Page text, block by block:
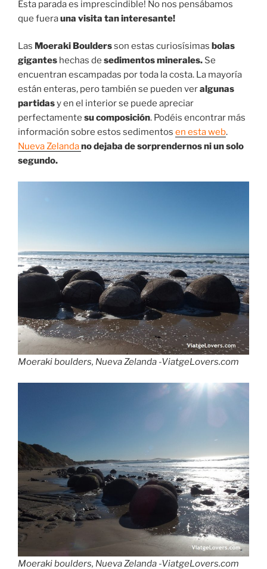
Esta parada es imprescindible! No nos pensábamos
que fuerauna visita tan interesante!
Las Moeraki Bouldersson estas curiosísimas bolas
gigantes hechas de sedimentos minerales. Se
encuentran escampadas por toda la costa. La mayoría
están enteras, pero también se pueden veralgunas
partidasy en el interior se puede apreciar
perfectamente su composición. Podéis encontrar más
información sobre estos sedimentos en esta web.
Nueva Zelandano dejaba de sorprendernos ni un solo
segundo.
Moeraki boulders, Nueva Zelanda -ViatgeLovers.com
Moeraki boulders, Nueva Zelanda -ViatgeLovers.com